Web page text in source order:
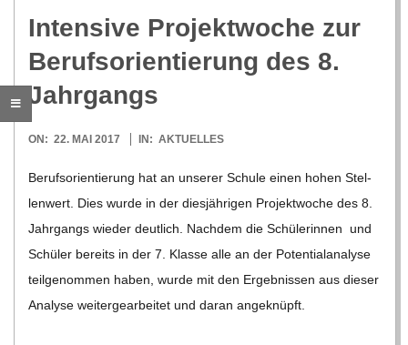
G
O
L
D
S
C
Inten­sive Pro­jekt­wo­che zur
Berufs­ori­en­tie­rung des 8.
Jahrgangs
2017-
ON: 22. MAI 2017 IN: AKTUELLES
Berufs­ori­en­tie­rung hat an unse­rer Schule einen hohen Stel­
len­wert. Dies wurde in der dies­jäh­ri­gen Pro­jekt­wo­che des 8.
Jahr­gangs wie­der deut­lich. Nach­dem die Schü­le­rin­nen und
Schü­ler bereits in der 7. Klasse alle an der Poten­ti­al­ana­lyse
teil­ge­nom­men haben, wurde mit den Ergeb­nis­sen aus die­ser
Ana­lyse wei­ter­ge­ar­bei­tet und daran ange­knüpft.